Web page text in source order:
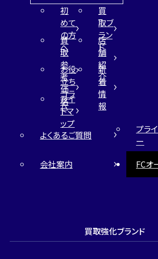
初
めて
の方
へ
買
取ブ
ラン
ド
買
取
参
考
価
格
店
舗
紹
介
お役
立ち
コラ
ム
新
着
情
報
サイ
トマ
ップ
よくあるご質問
プラ
ー
会社案内
FCオ
買取強化ブランド